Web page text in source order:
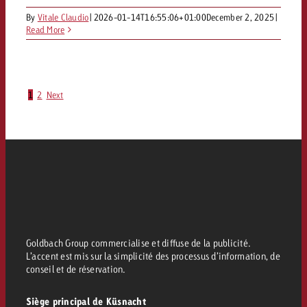
By Vitale Claudio| 2026-01-14T16:55:06+01:00December 2, 2025|
Read More
1 2 Next
Goldbach Group commercialise et diffuse de la publicité.
L’accent est mis sur la simplicité des processus d’information, de
conseil et de réservation.
Siège principal de Küsnacht